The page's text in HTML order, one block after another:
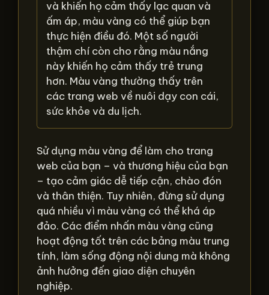
và khiến họ cảm thấy lạc quan và
ấm áp, màu vàng có thể giúp bạn
thực hiện điều đó. Một số người
thậm chí còn cho rằng màu nắng
này khiến họ cảm thấy trẻ trung
hơn. Màu vàng thường thấy trên
các trang web về nuôi dạy con cái,
sức khỏe và du lịch.
Sử dụng màu vàng để làm cho trang
web của bạn – và thương hiệu của bạn
– tạo cảm giác dễ tiếp cận, chào đón
và thân thiện. Tuy nhiên, đừng sử dụng
quá nhiều vì màu vàng có thể khá áp
đảo. Các điểm nhấn màu vàng cũng
hoạt động tốt trên các bảng màu trung
tính, làm sống động nội dung mà không
ảnh hưởng đến giao diện chuyên
nghiệp.